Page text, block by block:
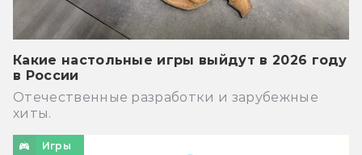
Какие настольные игры выйдут в 2026 году
в России
Отечественные разработки и зарубежные
хиты.
Игры